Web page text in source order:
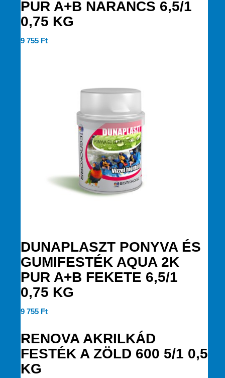
PUR A+B NARANCS 6,5/1
0,75 KG
9 755 Ft
DUNAPLASZT PONYVA ÉS
GUMIFESTÉK AQUA 2K
PUR A+B FEKETE 6,5/1
0,75 KG
9 755 Ft
RENOVA AKRILKÁD
FESTÉK A ZÖLD 600 5/1 0,5
KG